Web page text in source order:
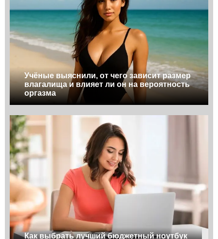
Учёные выяснили, от чего зависит размер
влагалища и влияет ли он на вероятность
оргазма
Как выбрать лучший бюджетный ноутбук